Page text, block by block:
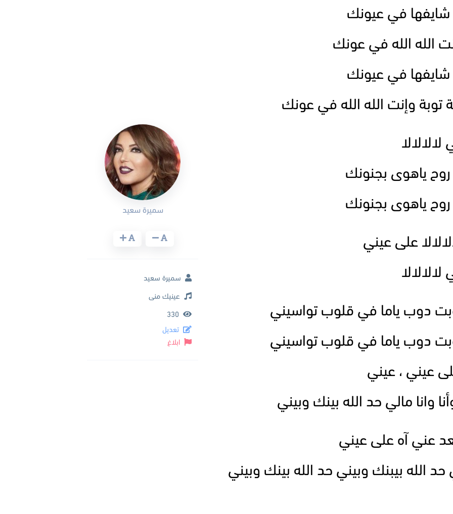
شايفها في عيونك
الله الله في عونك
شايفها في عيونك
توبة وإنت الله الله في عونك
لالالالا
ياهوى بجنونك
ياهوى بجنونك
على عيني
لالالالا
دوب ياما في قلوب تواسيني
دوب ياما في قلوب تواسيني
عيني ، عيني
وانا مالي حد الله بينك وبيني
عني آه على عيني
الله بيبنك وبيني حد الله بينك وبيني
سميرة سعيد
سميرة سعيد
عينيك منى
330
تعديل
ابلاغ